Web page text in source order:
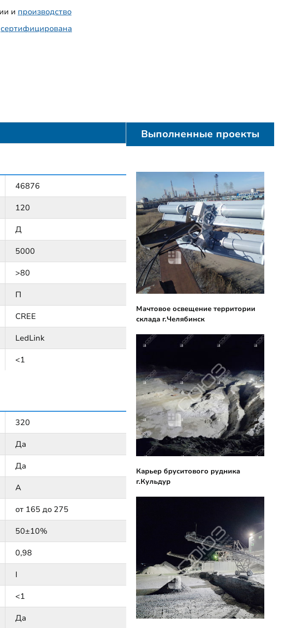
и производство
сертифицирована
46876
120
Д
5000
>80
П
CREE
LedLink
<1
320
Да
Да
А
от 165 до 275
50±10%
0,98
I
<1
Да
Выполненные проекты
Мачтовое освещение территории
склада г.Челябинск
Карьер бруситового рудника
г.Кульдур